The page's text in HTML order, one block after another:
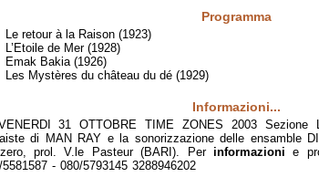
Programma
Le retour à la Raison (1923)
L’Etoile de Mer (1928)
Emak Bakia (1926)
Les Mystères du château du dé (1929)
Informazioni...
31 OTTOBRE TIME ZONES 2003 Sezione
di MAN RAY e la sonorizzazione delle ensamble
prol. V.le Pasteur (BARI). Per informazioni e
5581587 - 080/5793145 3288946202